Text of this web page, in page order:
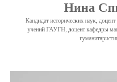
Нина
Кандидат исторических наук,
учений ГАУГН, доцент кафедры